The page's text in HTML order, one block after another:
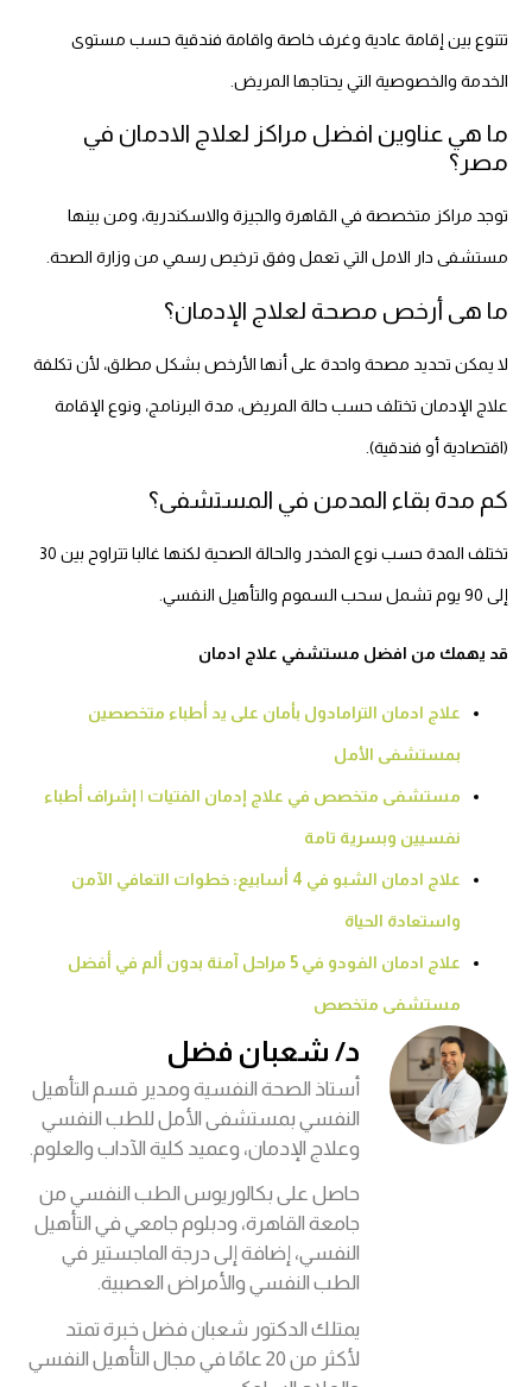
تتنوع بين إقامة عادية وغرف خاصة واقامة فندقية حسب مستوى
الخدمة والخصوصية التي يحتاجها المريض.
ما هي عناوين افضل مراكز لعلاج الادمان في
مصر؟
توجد مراكز متخصصة في القاهرة والجيزة والاسكندرية، ومن بينها
مستشفى دار الامل التي تعمل وفق ترخيص رسمي من وزارة الصحة.
ما هى أرخص مصحة لعلاج الإدمان؟
لا يمكن تحديد مصحة واحدة على أنها الأرخص بشكل مطلق، لأن تكلفة
علاج الإدمان تختلف حسب حالة المريض، مدة البرنامج، ونوع الإقامة
(اقتصادية أو فندقية).
كم مدة بقاء المدمن في المستشفى؟
تختلف المدة حسب نوع المخدر والحالة الصحية لكنها غالبا تتراوح بين 30
إلى 90 يوم تشمل سحب السموم والتأهيل النفسي.
قد يهمك من افضل مستشفي علاج ادمان
علاج ادمان الترامادول بأمان على يد أطباء متخصصين
بمستشفى الأمل
مستشفى متخصص في علاج إدمان الفتيات | إشراف أطباء
نفسيين وبسرية تامة
علاج ادمان الشبو في 4 أسابيع: خطوات التعافي الآمن
واستعادة الحياة
علاج ادمان الفودو في 5 مراحل آمنة بدون ألم في أفضل
مستشفى متخصص
د/ شعبان فضل
أستاذ الصحة النفسية ومدير قسم التأهيل
النفسي بمستشفى الأمل للطب النفسي
وعلاج الإدمان، وعميد كلية الآداب والعلوم.
حاصل على بكالوريوس الطب النفسي من
جامعة القاهرة، ودبلوم جامعي في التأهيل
النفسي، إضافة إلى درجة الماجستير في
الطب النفسي والأمراض العصبية.
يمتلك الدكتور شعبان فضل خبرة تمتد
لأكثر من 20 عامًا في مجال التأهيل النفسي